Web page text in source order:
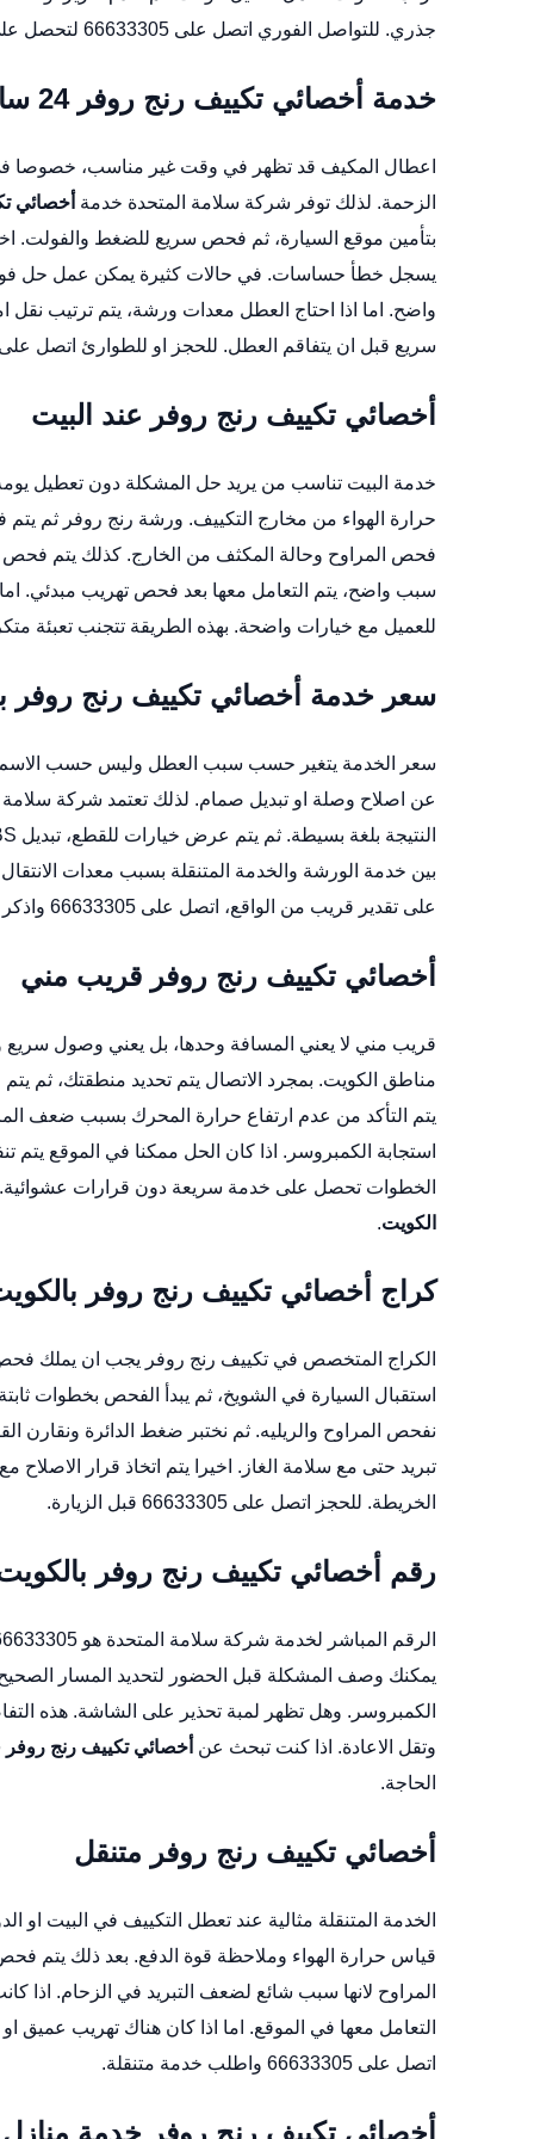
جذري. للتواصل الفوري اتصل على 66633305 لتحصل على خدمة واضحة وخطة مناسبة.
خدمة أخصائي تكييف رنج روفر 24 ساعة
اعطال المكيف قد تظهر في وقت غير مناسب، خصوصا في
الزحمة. لذلك توفر شركة سلامة المتحدة خدمة أخصائي
بتأمين موقع السيارة، ثم فحص سريع للضغط والفولت.
يسجل خطأ حساسات. في حالات كثيرة يمكن عمل حل فوري.
واضح. اما اذا احتاج العطل معدات ورشة، يتم ترتيب
سريع قبل ان يتفاقم العطل. للحجز او للطوارئ اتصل على 66633305 واذكر موقعك وموديل رنج
أخصائي تكييف رنج روفر عند البيت
خدمة البيت تناسب من يريد حل المشكلة دون تعطيل
حرارة الهواء من مخارج التكييف. ورشة رنج روفر ثم يتم
فحص المراوح وحالة المكثف من الخارج. كذلك يتم فحص
سبب واضح، يتم التعامل معها بعد فحص تهريب مبدئي.
للعميل مع خيارات واضحة. بهذه الطريقة تتجنب تعبئة متكررة بلا فائدة. للحجز
سعر خدمة أخصائي تكييف رنج روفر
سعر الخدمة يتغير حسب سبب العطل وليس حسب الاسم
عن اصلاح وصلة او تبديل صمام. لذلك تعتمد شركة سلامة
النتيجة بلغة بسيطة. ثم يتم عرض خيارات للقطع، تبديل ABS رنج روفر
بين خدمة الورشة والخدمة المتنقلة بسبب معدات
على تقدير قريب من الواقع، اتصل على 66633305 واذكر سنة الصنع والاعراض بدقة.
أخصائي تكييف رنج روفر قريب مني
قريب مني لا يعني المسافة وحدها، بل يعني وصول
مناطق الكويت. بمجرد الاتصال يتم تحديد منطقتك، ثم
يتم التأكد من عدم ارتفاع حرارة المحرك بسبب ضعف
استجابة الكمبروسر. اذا كان الحل ممكنا في الموقع يتم
الخطوات تحصل على خدمة سريعة دون قرارات عشوائية. اتصل على
الكويت.
كراج أخصائي تكييف رنج روفر
الكراج المتخصص في تكييف رنج روفر يجب ان يملك
استقبال السيارة في الشويخ، ثم يبدأ الفحص بخطوات
نفحص المراوح والريليه. ثم نختبر ضغط الدائرة
تبريد حتى مع سلامة الغاز. اخيرا يتم اتخاذ قرار
الخريطة. للحجز اتصل على 66633305 قبل الزيارة.
رقم أخصائي تكييف رنج روفر
يمكنك وصف المشكلة قبل الحضور لتحديد المسار
الكمبروسر. وهل تظهر لمبة تحذير على الشاشة. هذه
وتقل الاعادة. اذا كنت تبحث عن أخصائي تكييف رنج
الحاجة.
أخصائي تكييف رنج روفر متنقل
الخدمة المتنقلة مثالية عند تعطل التكييف في البيت
قياس حرارة الهواء وملاحظة قوة الدفع. بعد ذلك يتم
المراوح لانها سبب شائع لضعف التبريد في الزحام.
التعامل معها في الموقع. اما اذا كان هناك تهريب عميق
اتصل على 66633305 واطلب خدمة متنقلة.
أخصائي تكييف رنج روفر خدمة منازل